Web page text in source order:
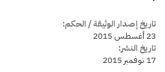
تاريخ إصدار الوثيقة / الحكم:
23 أغسطس 2015
تاريخ النشر:
17 نوفمبر 2015